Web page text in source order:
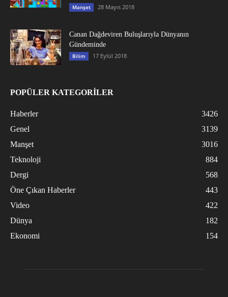
Manşet 28 Mayıs 2018
Canan Dağdeviren Buluşlarıyla Dünyanın
Gündeminde
Bilim 17 Eylül 2018
POPÜLER KATEGORİLER
Haberler
3426
Genel
3139
Manşet
3016
Teknoloji
884
Dergi
568
Öne Çıkan Haberler
443
Video
422
Dünya
182
Ekonomi
154